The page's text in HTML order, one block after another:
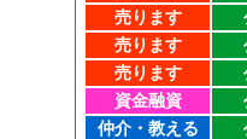
売ります
売ります
売ります
資金融資
仲介・教える